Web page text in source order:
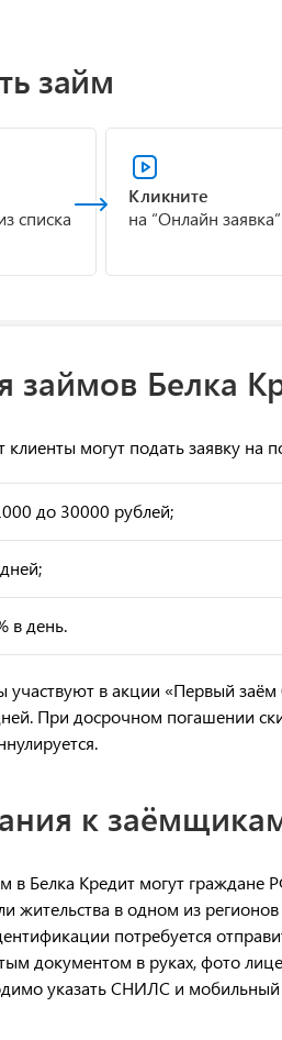
займ
списка
Кликните
на “Онлайн заявка”
займов Белка
клиенты могут подать заявку на
до 30000 рублей;
в день.
в акции «Первый заём
При досрочном погашении
к
в Белка Кредит могут граждане
жительства в одном из
потребуется
документом в руках, фото
указать СНИЛС и мобильный